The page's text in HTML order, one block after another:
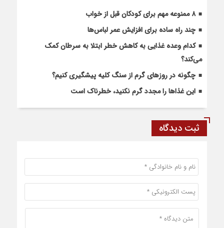
۸ ممنوعه مهم برای کودکان قبل از خواب
چند راه ساده برای افزایش عمر لباس‌ها
کدام وعده غذایی به کاهش خطر ابتلا به سرطان کمک
می‌کند؟
چگونه در روزهای گرم از سنگ کلیه پیشگیری کنیم؟
این غذاها را مجدد گرم نکنید، خطرناک است
ثبت دیدگاه